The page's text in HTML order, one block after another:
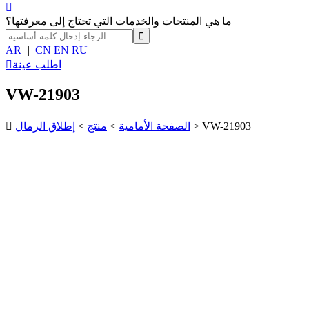

ما هي المنتجات والخدمات التي تحتاج إلى معرفتها؟
AR | CN EN RU
اطلب عينة
VW-21903
 الصفحة الأمامية > منتج > إطلاق الرمال > VW-21903